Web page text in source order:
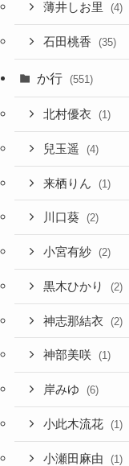
薄井しお里 (4)
石田桃香 (35)
か行 (551)
北村優衣 (1)
兒玉遥 (4)
来栖りん (1)
川口葵 (2)
小宮有紗 (2)
黒木ひかり (2)
神志那結衣 (2)
神部美咲 (1)
岸みゆ (6)
小此木流花 (1)
小瀬田麻由 (1)